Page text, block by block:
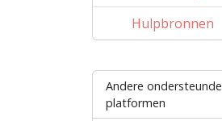
Hulpbronnen
Andere ondersteunde
platformen